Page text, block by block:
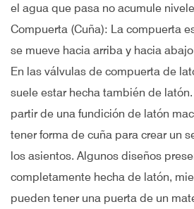
el agua que pasa no acumule
Compuerta (Cuña): La compuerta
se mueve hacia arriba y hacia
En las válvulas de compuerta de
suele estar hecha también de
partir de una fundición de latón
tener forma de cuña para crear un
los asientos. Algunos diseños
completamente hecha de latón,
pueden tener una puerta de un